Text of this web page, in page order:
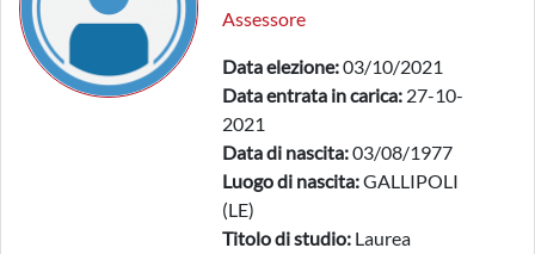
Assessore
Data elezione:03/10/2021
Data entrata in carica: 27-10-
2021
Data di nascita:03/08/1977
Luogo di nascita:GALLIPOLI
(LE)
Titolo di studio: Laurea